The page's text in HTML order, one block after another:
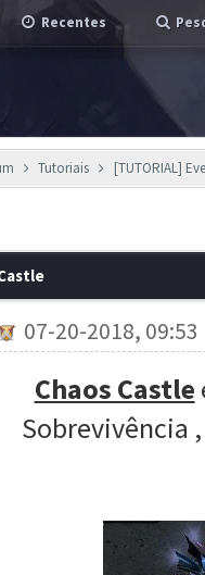
Recentes
Tutoriais [TUTORIAL]
07-20-2018, 09:53
Chaos Castle
Sobrevivência